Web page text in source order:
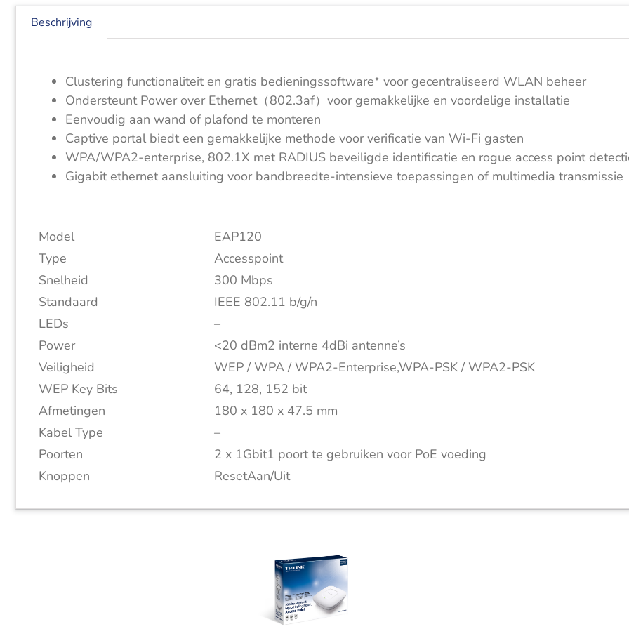
Beschrijving
Clustering functionaliteit en gratis bedieningssoftware* voor gecentraliseerd WLAN beheer
Ondersteunt Power over Ethernet（802.3af）voor gemakkelijke en voordelige installatie
Eenvoudig aan wand of plafond te monteren
Captive portal biedt een gemakkelijke methode voor verificatie van Wi-Fi gasten
WPA/WPA2-enterprise, 802.1X met RADIUS beveiligde identificatie en rogue access point
Gigabit ethernet aansluiting voor bandbreedte-intensieve toepassingen of multimedia transmissie
Model
EAP120
Type
Accesspoint
Snelheid
300 Mbps
Standaard
IEEE 802.11 b/g/n
LEDs
–
Power
<20 dBm2 interne 4dBi antenne’s
Veiligheid
WEP / WPA / WPA2-Enterprise,WPA-PSK / WPA2-PSK
WEP Key Bits
64, 128, 152 bit
Afmetingen
180 x 180 x 47.5 mm
Kabel Type
–
Poorten
2 x 1Gbit1 poort te gebruiken voor PoE voeding
Knoppen
ResetAan/Uit